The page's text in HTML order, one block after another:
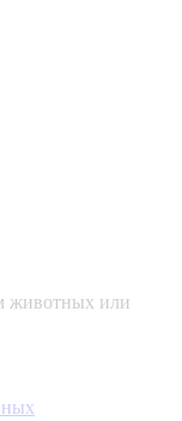
животных или